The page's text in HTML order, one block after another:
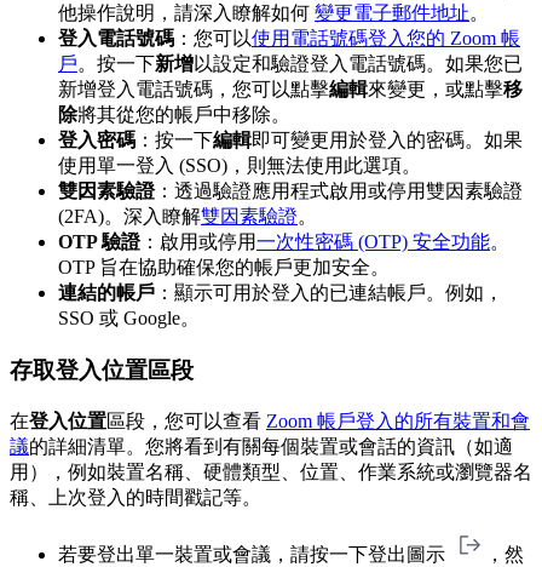
他操作說明，請深入瞭解如何 變更電子郵件地址。
登入電話號碼 ：您可以使用電話號碼登入您的 Zoom 帳
戶。按一下新增以設定和驗證登入電話號碼。如果您已
新增登入電話號碼，您可以點擊編輯來變更，或點擊移
除將其從您的帳戶中移除。
登入密碼 ：按一下編輯即可變更用於登入的密碼。如果
使用單一登入 (SSO)，則無法使用此選項。
雙因素驗證：透過驗證應用程式啟用或停用雙因素驗證
(2FA)。深入瞭解雙因素驗證。
OTP 驗證：啟用或停用一次性密碼 (OTP) 安全功能。
OTP 旨在協助確保您的帳戶更加安全。
連結的帳戶 ：顯示可用於登入的已連結帳戶。例如，
SSO 或 Google。
存取登入位置區段
在登入位置區段，您可以查看 Zoom 帳戶登入的所有裝置和會
議的詳細清單。您將看到有關每個裝置或會話的資訊（如適
用），例如裝置名稱、硬體類型、位置、作業系統或瀏覽器名
稱、上次登入的時間戳記等。
若要登出單一裝置或會議，請按一下登出圖示
，然